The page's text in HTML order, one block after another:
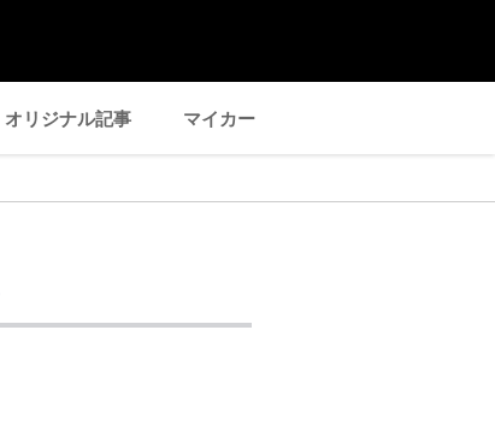
オリジナル記事 マイカー